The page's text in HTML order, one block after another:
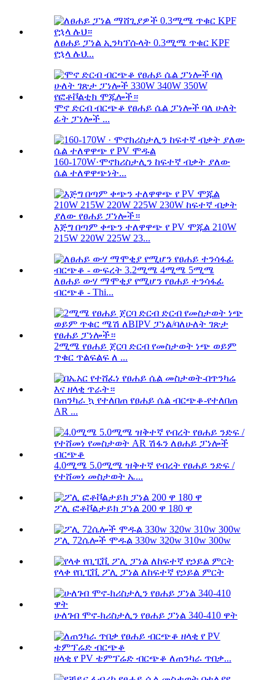
ለፀሐይ ፓነል ኢንካፕሱላት 0.3ሚሜ ጥቁር KPF
የኋላ ሉህ...
ሞኖ ድርብ ብርጭቆ የፀሐይ ሴል ፓነሎች ባለ ሁለት
ፊት ፓነሎች ...
160-170W·ሞኖክሪስታሊን ከፍተኛ ብቃት ያለው
ሴል ተለዋዋጭነት...
እጅግ በጣም ቀጭን ተለዋዋጭ የ PV ሞጁል 210W
215W 220W 225W 23...
ለፀሐይ ውሃ ማሞቂያ የሚሆን የፀሐይ ተንሳፋፊ
ብርጭቆ - Thi...
2ሚሜ የፀሐይ ጀርባ ድርብ የመስታወት ነጭ ወይም
ጥቁር ጥልፍልፍ ለ ...
በጠንካራ ኳ የተለበጠ የፀሐይ ሴል ብርጭቆ-የተለበጠ
AR ...
4.0ሚሜ 5.0ሚሜ ዝቅተኛ የብረት የፀሐይ ንድፍ /
የተሸመነ መስታወት ኤ...
ፖሊ ፎቶቮልታይክ ፓነል 200 ዋ 180 ዋ
ፖሊ 72ሴሎች ሞዱል 330w 320w 310w 300w
የላቀ የቢፒቪ ፖሊ ፓነል ለከፍተኛ የኃይል ምርት
ሁለገብ ሞኖ-ክሪስታሊን የፀሐይ ፓነል 340-410 ዋት
ዘላቂ የ PV ቴምፕሬድ ብርጭቆ ለጠንካራ ጥበቃ...